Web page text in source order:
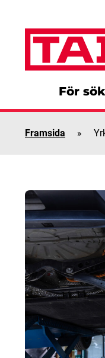
För
Framsida »